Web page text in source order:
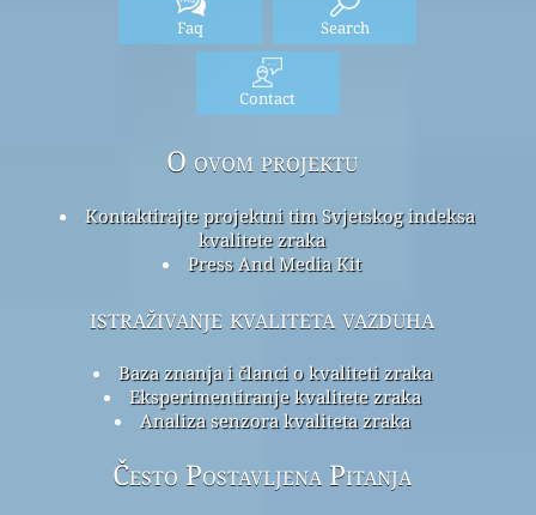
Faq Search
Contact
O ovom projektu
Kontaktirajte projektni tim Svjetskog indeksa
kvalitete zraka
Press And Media Kit
istraživanje kvaliteta vazduha
Baza znanja i članci o kvaliteti zraka
Eksperimentiranje kvalitete zraka
Analiza senzora kvaliteta zraka
Često Postavljena Pitanja